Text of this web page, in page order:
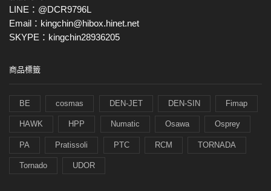
LINE：@DCR9796L
Email：kingchin@hibox.hinet.net
SKYPE：kingchin28936205
商品標籤
BE cosmas DEN-JET DEN-SIN Fimap
HAWK HPP Numatic Osawa Osprey
PA Pratissoli PTC RCM TORNADA
Tornado UDOR